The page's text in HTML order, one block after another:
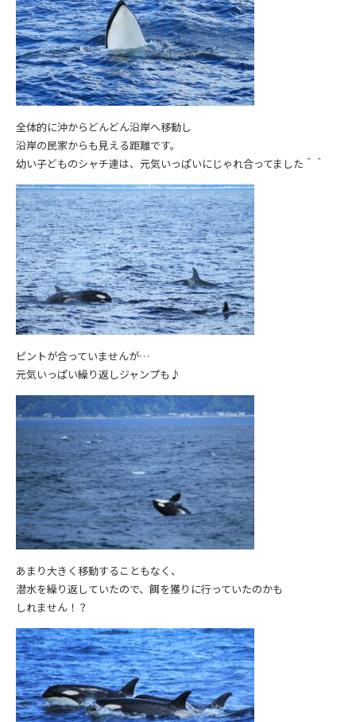
全体的に沖からどんどん沿岸へ移動し
沿岸の民家からも見える距離です。
幼い子どものシャチ達は、元気いっぱいにじゃれ合ってました＾＾
ピントが合っていませんが…
元気いっぱい繰り返しジャンプも♪
あまり大きく移動することもなく、
潜水を繰り返していたので、餌を獲りに行っていたのかも
しれません！？